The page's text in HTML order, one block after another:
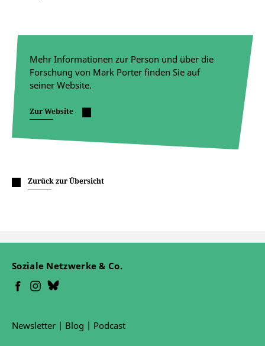
Mehr Informationen zur Person und über die
Forschung von Mark Porter finden Sie auf
seiner Website.
Zur Website
Zurück zur Übersicht
Soziale Netzwerke & Co.
Newsletter | Blog | Podcast